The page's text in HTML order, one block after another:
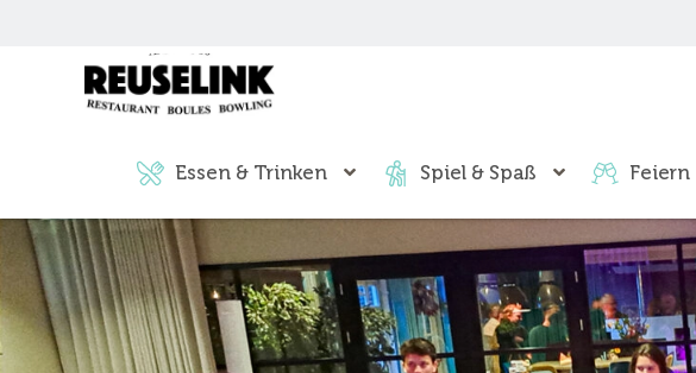
Essen & Trinken Spiel & Spaß Feiern